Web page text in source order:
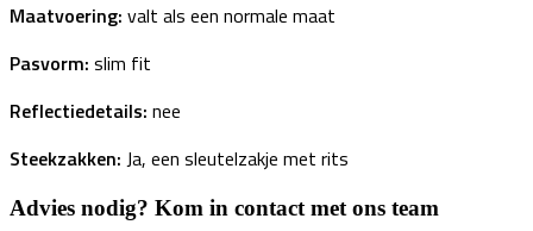
Maatvoering: valt als een normale maat
Pasvorm: slim fit
Reflectiedetails: nee
Steekzakken: Ja, een sleutelzakje met rits
Advies nodig? Kom in contact met ons team